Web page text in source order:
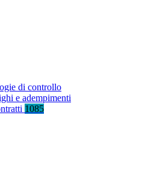
di controllo
e adempimenti
1085